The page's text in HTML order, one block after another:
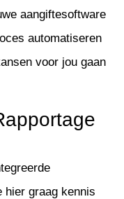
aangiftesoftware
automatiseren
voor jou gaan
hier graag kennis